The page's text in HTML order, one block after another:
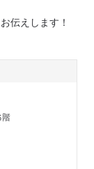
伝えします！
階